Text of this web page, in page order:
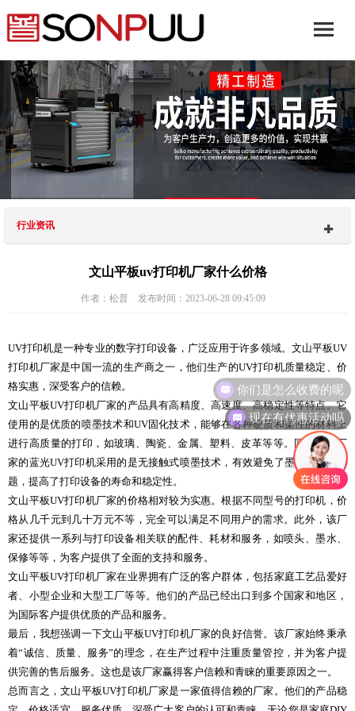
行业资讯
文山平板uv打印机厂家什么价格
作者：松普 发布时间：2023-06-28 09:45:09
UV打印机是一种专业的数字打印设备，广泛应用于许多领域。文山平板UV
打印机厂家是中国一流的生产商之一，他们生产的UV打印机质量稳定、价
格实惠，深受客户的信赖。
文山平板UV打印机厂家的产品具有高精度、高速度、高稳定性等特点。它
使用的是优质的喷墨技术和UV固化技术，能够在各种硬质和柔性的材料上
进行高质量的打印，如玻璃、陶瓷、金属、塑料、皮革等等。同时，该厂
家的蓝光UV打印机采用的是无接触式喷墨技术，有效避免了墨水堵头等问
题，提高了打印设备的寿命和稳定性。
文山平板UV打印机厂家的价格相对较为实惠。根据不同型号的打印机，价
格从几千元到几十万元不等，完全可以满足不同用户的需求。此外，该厂
家还提供一系列与打印设备相关联的配件、耗材和服务，如喷头、墨水、
保修等等，为客户提供了全面的支持和服务。
文山平板UV打印机厂家在业界拥有广泛的客户群体，包括家庭工艺品爱好
者、小型企业和大型工厂等等。他们的产品已经出口到多个国家和地区，
为国际客户提供优质的产品和服务。
最后，我想强调一下文山平板UV打印机厂家的良好信誉。该厂家始终秉承
着“诚信、质量、服务”的理念，在生产过程中注重质量管控，并为客户提
供完善的售后服务。这也是该厂家赢得客户信赖和青睐的重要原因之一。
总而言之，文山平板UV打印机厂家是一家值得信赖的厂家。他们的产品稳
你们是怎么收费的呢
现在有优惠活动吗